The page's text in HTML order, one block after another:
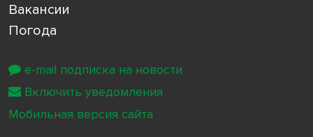
Вакансии
Погода
e-mail подписка на новости
Включить уведомления
Мобильная версия сайта